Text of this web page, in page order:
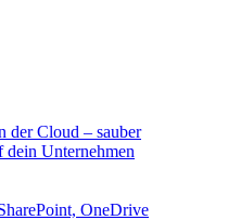
der Cloud – sauber
Unternehmen
OneDrive